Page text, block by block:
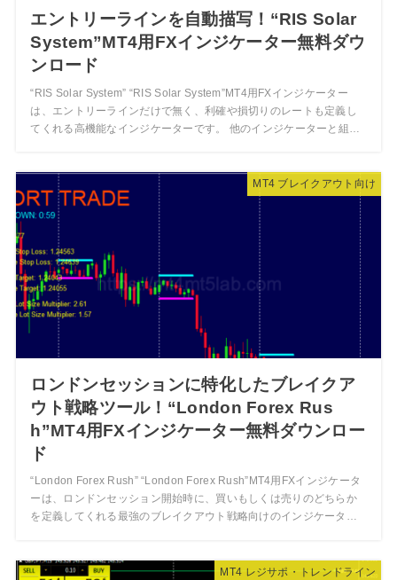
エントリーラインを自動描写！“RIS Solar
System”MT4用FXインジケーター無料ダウ
ンロード
“RIS Solar System” “RIS Solar System”MT4用FXインジケーター
は、エントリーラインだけで無く、利確や損切りのレートも定義し
てくれる高機能なインジケーターです。 他のインジケーターと組…
MT4 ブレイクアウト向け
ロンドンセッションに特化したブレイクア
ウト戦略ツール！“London Forex Rus
h”MT4用FXインジケーター無料ダウンロー
ド
“London Forex Rush” “London Forex Rush”MT4用FXインジケータ
ーは、ロンドンセッション開始時に、買いもしくは売りのどちらか
を定義してくれる最強のブレイクアウト戦略向けのインジケータ…
MT4 レジサポ・トレンドライン